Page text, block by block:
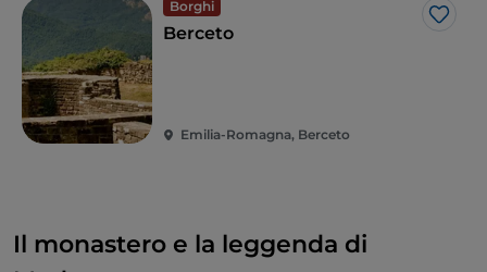
Borghi
Like
Berceto
Emilia-Romagna, Berceto
Il monastero e la leggenda di